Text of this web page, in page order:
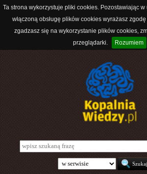
Ta strona wykorzystuje pliki cookies. Pozostawiając
włączoną obsługę plików cookies wyrażasz
zgadzasz się na wykorzystanie plików cookies,
przeglądarki.
Rozumiem